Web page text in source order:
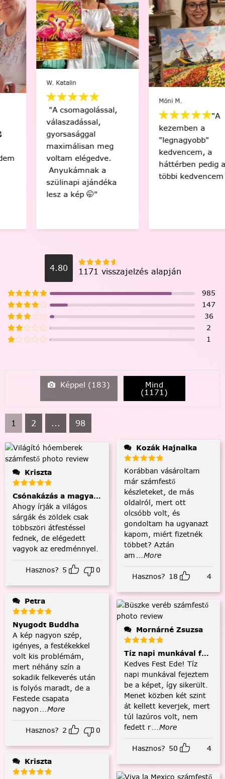
W. Katalin
"A csomagolással,
válaszadással,
gyorsasággal
maximálisan meg
voltam elégedve.
Anyukámnak a
szülinapi ajándéka
lesz a kép 🤭"
"A
kezemben a
"legnagyobb"
kedvencem, a
háttérben pedig a
többi kedvencem 😍"
4.80 1171 visszajelzés alapján
985
147
36
2
1
Képpel (183) Mind
(1171)
1 2 ... 98
Kriszta
Csónakázás a magyar tengeren
Ahogy írják a világos
sárgák és zöldek csak
többszöri átfestéssel
fednek, de elégedett
vagyok az eredménnyel.
Hasznos? 5 0
Petra
Nyugodt Buddha
A kép nagyon szép,
igényes, a festékekkel
volt kis problémám,
mert néhány szín a
sokadik felkeverés után
is folyós maradt, de a
Festede csapata
nagyon ...More
Hasznos? 2 0
Kriszta
Kozák Hajnalka
Korábban vásároltam
már számfestő
készleteket, de más
oldalról, mert ott
olcsóbb volt, és
gondoltam ha ugyanazt
kapom, miért fizetnék
többet? Aztán
am ...More
Hasznos? 18 4
Mornárné Zsuzsa
Tíz napi munkával
Kedves Fest Ede! Tíz
napi munkával fejeztem
be a képet, így sikerült.
Menet közben két szint
át kellett keverjek, mert
túl lazúros volt, nem
fedett r...More
Hasznos? 50 4